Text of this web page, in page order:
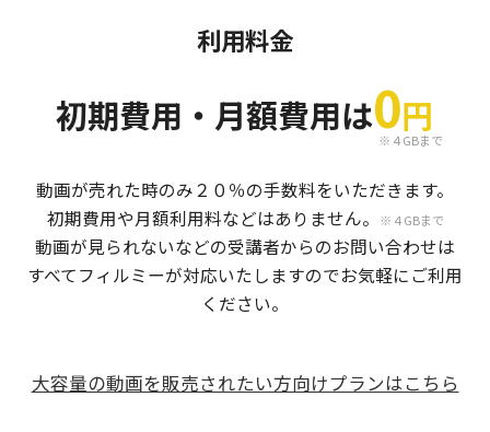
利用料金
初期費用・月額費用は0円
※４GBまで
動画が売れた時のみ２０％の手数料をいただきます。
初期費用や月額利用料などはありません。
※４GBまで
動画が見られないなどの受講者からのお問い合わせは
すべてフィルミーが対応いたしますのでお気軽にご利用
ください。
大容量の動画を販売されたい方向けプランはこちら